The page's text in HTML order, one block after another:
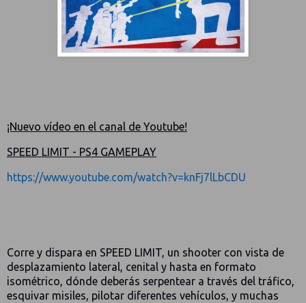
¡Nuevo vídeo en el canal de Youtube!
SPEED LIMIT - PS4 GAMEPLAY
https://www.youtube.com/watch?v=knFj7lLbCDU
Corre y dispara en SPEED LIMIT, un shooter con vista de
desplazamiento lateral, cenital y hasta en formato
isométrico, dónde deberás serpentear a través del tráfico,
esquivar misiles, pilotar diferentes vehículos, y muchas